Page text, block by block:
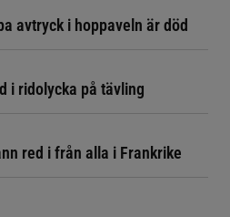
avtryck i hoppaveln är död
i ridolycka på tävling
red i från alla i Frankrike